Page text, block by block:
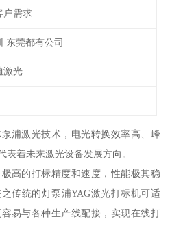
户需求
东莞都有公司
激光
浦激光技术，电光转换效率高、峰
着未来激光设备发展方向。
高的打标精度和速度，性能极其稳
传统的灯泵浦YAG激光打标机可适
易与各种生产线配接，实现在线打